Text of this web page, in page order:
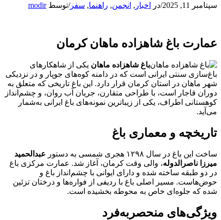
سپتامبر 11, 2025 /در اخبار , انجمن, راهنما, سفر/توسطmodir
عمارت باغ شاهزاده ماهان کرمان
باغ شاهزاده ماهان یکی از شاهکارهای
باغ‌سازی سنتی ایرانی است که در دامنه کوه‌های جوپار و در نزدیکی
شهر ماهان در استان کرمان قرار دارد. این باغ تاریخی که متعلق به
دوران قاجار است، با طراحی متقارن، جریان آب روان، و چشم‌انداز
کوهستانی اطراف، یکی از زیباترین نمونه‌های باغ ایرانی به‌شمار
می‌آید.
تاریخچه و معماری باغ
ساخت این باغ در سال ۱۲۹۸ هجری شمسی به دستور
عبدالحمید
میرزا ناصرالدوله، والی وقت کرمان، آغاز شد. عمارت مرکزی باغ
در دو طبقه ساخته شده و دارای ایوانی با چشم‌انداز باغ و
حوض‌هاست. مسیر اصلی باغ با ردیفی از فواره‌ها و درختان تزئین
شده که جلوه‌ای خاص به محوطه بخشیده است.
ویژگی‌های منحصربه‌فرد